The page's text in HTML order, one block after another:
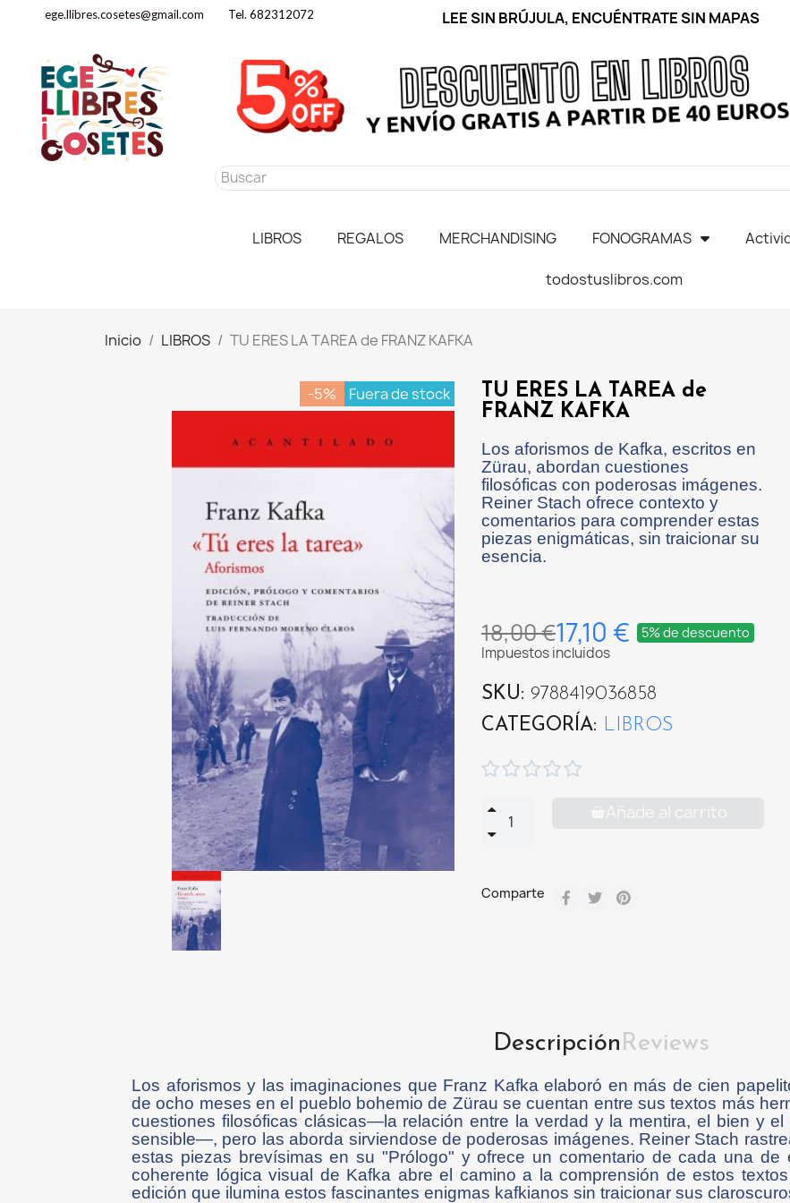
ege.llibres.cosetes@gmail.com Tel. 682312072 LEE SIN BRÚJULA, ENCUÉNTRATE SIN MAPAS
LIBROS REGALOS MERCHANDISING FONOGRAMAS
todostuslibros.com
Inicio LIBROS TU ERES LA TAREA de FRANZ KAFKA
-5% Fuera de stock
TU ERES LA TAREA de
FRANZ KAFKA
Los aforismos de Kafka, escritos en
Zürau, abordan cuestiones
filosóficas con poderosas imágenes.
Reiner Stach ofrece contexto y
comentarios para comprender estas
piezas enigmáticas, sin traicionar su
esencia.
18,00 €17,10 € 5% de descuento
Impuestos incluidos
SKU
9788419036858
CATEGORÍA
LIBROS

Añade al carrito
Comparte
DescripciónReviews
Los aforismos y las imaginaciones que Franz Kafka elaboró en más de cien
de ocho meses en el pueblo bohemio de Zürau se cuentan entre sus textos más
cuestiones filosóficas clásicas—la relación entre la verdad y la mentira, el bien y
sensible—, pero las aborda sirviendose de poderosas imágenes. Reiner Stach
estas piezas brevísimas en su "Prólogo" y ofrece un comentario de cada una
coherente lógica visual de Kafka abre el camino a la comprensión de estos
edición que ilumina estos fascinantes enigmas kafkianos sin traicionar sus